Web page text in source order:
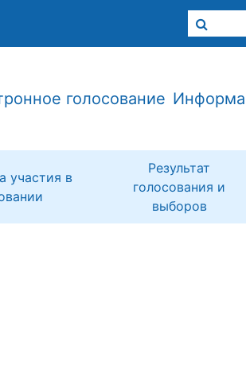
голосование
участия в
Результат
голосования и
выборов